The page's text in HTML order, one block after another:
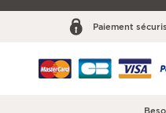
Paiement